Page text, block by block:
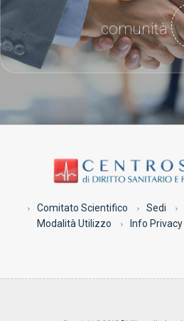
comunità
Comitato Scientifico Sedi
Modalità Utilizzo
Info Privacy